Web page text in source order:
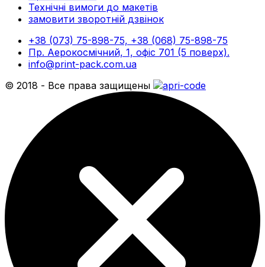
Технічні вимоги до макетів
замовити зворотній дзвінок
+38 (073) 75-898-75, +38 (068) 75-898-75
Пр. Аерокосмічний, 1, офіс 701 (5 поверх).
info@print-pack.com.ua
© 2018 - Все права защищены